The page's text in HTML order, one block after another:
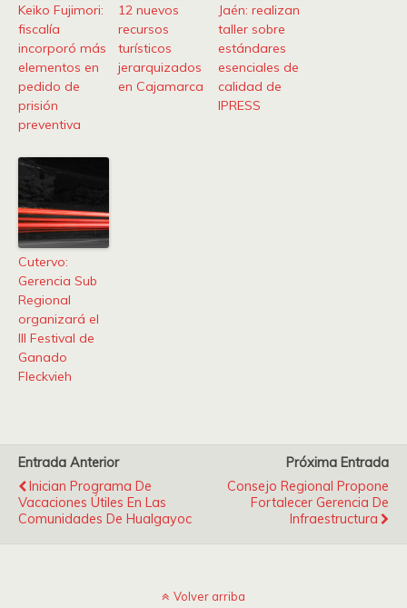
Keiko Fujimori:
fiscalía
incorporó más
elementos en
pedido de
prisión
preventiva
12 nuevos
recursos
turísticos
jerarquizados
en Cajamarca
Jaén: realizan
taller sobre
estándares
esenciales de
calidad de
IPRESS
Cutervo:
Gerencia Sub
Regional
organizará el
III Festival de
Ganado
Fleckvieh
Entrada Anterior
Inician Programa De
Vacaciones Útiles En Las
Comunidades De Hualgayoc
Próxima Entrada
Consejo Regional Propone
Fortalecer Gerencia De
Infraestructura
Volver arriba